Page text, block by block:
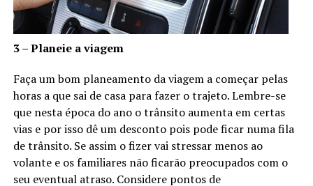
3 – Planeie a viagem
Faça um bom planeamento da viagem a começar pelas
horas a que sai de casa para fazer o trajeto. Lembre-se
que nesta época do ano o trânsito aumenta em certas
vias e por isso dê um desconto pois pode ficar numa fila
de trânsito. Se assim o fizer vai stressar menos ao
volante e os familiares não ficarão preocupados com o
seu eventual atraso. Considere pontos de